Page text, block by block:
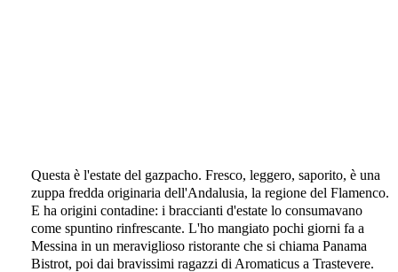
Questa è l'estate del gazpacho. Fresco, leggero, saporito, è una
zuppa fredda originaria dell'Andalusia, la regione del Flamenco.
E ha origini contadine: i braccianti d'estate lo consumavano
come spuntino rinfrescante. L'ho mangiato pochi giorni fa a
Messina in un meraviglioso ristorante che si chiama Panama
Bistrot, poi dai bravissimi ragazzi di Aromaticus a Trastevere.